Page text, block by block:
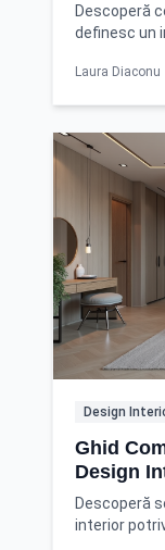
Descoperă
definesc un
Laura Diaconu
Design
Ghid
Design
Descoperă
interior